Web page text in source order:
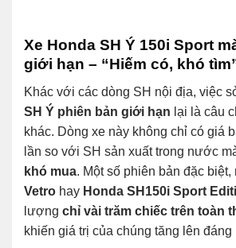
Xe Honda SH Ý 150i Sport
giới hạn – “Hiếm có, khó
Khác với các dòng SH nội địa, việc
SH Ý phiên bản giới hạn lại là câu
khác. Dòng xe này không chỉ có giá
lần so với SH sản xuất trong nước
khó mua. Một số phiên bản đặc biệt,
Vetro hay Honda SH150i Sport
lượng chỉ vài trăm chiếc trên toàn
khiến giá trị của chúng tăng lên đáng